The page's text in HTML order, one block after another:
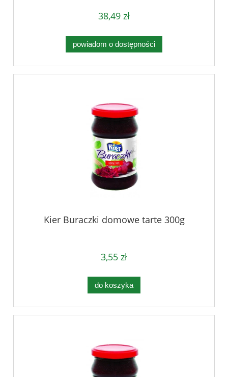
38,49 zł
powiadom o dostępności
Kier Buraczki domowe tarte 300g
3,55 zł
do koszyka